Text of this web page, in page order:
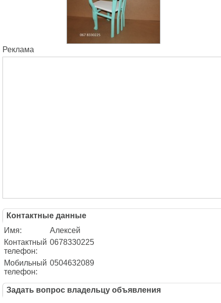
Реклама
Контактные данные
Имя:
Алексей
Контактный
телефон:
0678330225
Мобильный
телефон:
0504632089
Задать вопрос владельцу объявления